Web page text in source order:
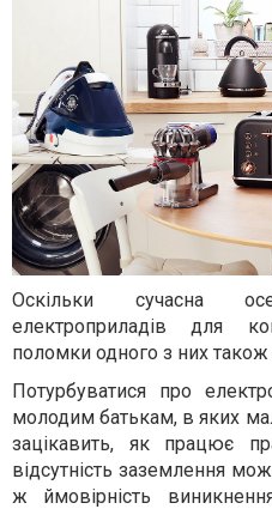
Оскільки сучасна
електроприладів для
поломки одного з них також
Потурбуватися про
молодим батькам, в яких
зацікавить, як працює
відсутність заземлення
ж ймовірність